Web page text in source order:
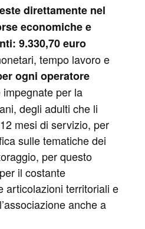
direttamente nel
economiche e
9.330,70 euro
tempo lavoro e
ogni operatore
per la
degli adulti che li
mesi di servizio, per
sulle tematiche dei
per questo
il costante
articolazioni territoriali e
anche a